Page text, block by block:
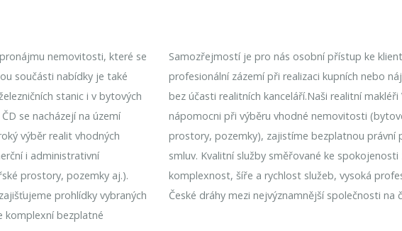
pronájmu nemovitosti, které se
součásti nabídky je také
stanic i v bytových
se nacházejí na území
výběr realit vhodných
i administrativní
prostory, pozemky aj.).
prohlídky vybraných
komplexní bezplatné
Samozřejmostí je pro nás osobní přístup ke
profesionální zázemí při realizaci kupních nebo
bez účasti realitních kanceláří.Naši realitní
nápomocni při výběru vhodné nemovitosti
prostory, pozemky), zajistíme bezplatnou právní
smluv. Kvalitní služby směřované ke spokojenosti
komplexnost, šíře a rychlost služeb, vysoká
České dráhy mezi nejvýznamnější společnosti na